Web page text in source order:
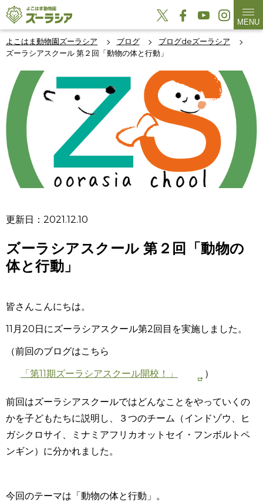
MENU
よこはま動物園ズーラシア ブログ
ブログdeズーラシア
ズーラシアスクール 第２回「動物の体と行動」
更新日：2021.12.10
ズーラシアスクール 第２回「動物の
体と行動」
皆さんこんにちは。
11月20日にズーラシアスクール第2回目を実施しました。
（前回のブログはこちら
「第11期ズーラシアスクール開校！」
）
前回はズーラシアスクールではどんなことをやっていくの
かを子どもたちに説明し、３つのチーム（インドゾウ、ヒ
ガシクロサイ、ミナミアフリカオットセイ・フンボルトペ
ンギン）に分かれました。
今回のテーマは「動物の体と行動」。